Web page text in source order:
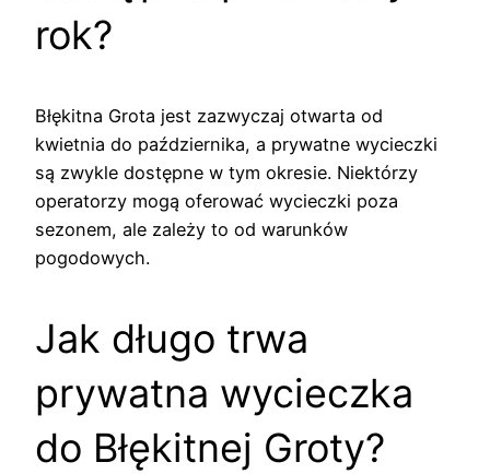
rok?
Błękitna Grota jest zazwyczaj otwarta od
kwietnia do października, a prywatne wycieczki
są zwykle dostępne w tym okresie. Niektórzy
operatorzy mogą oferować wycieczki poza
sezonem, ale zależy to od warunków
pogodowych.
Jak długo trwa
prywatna wycieczka
do Błękitnej Groty?